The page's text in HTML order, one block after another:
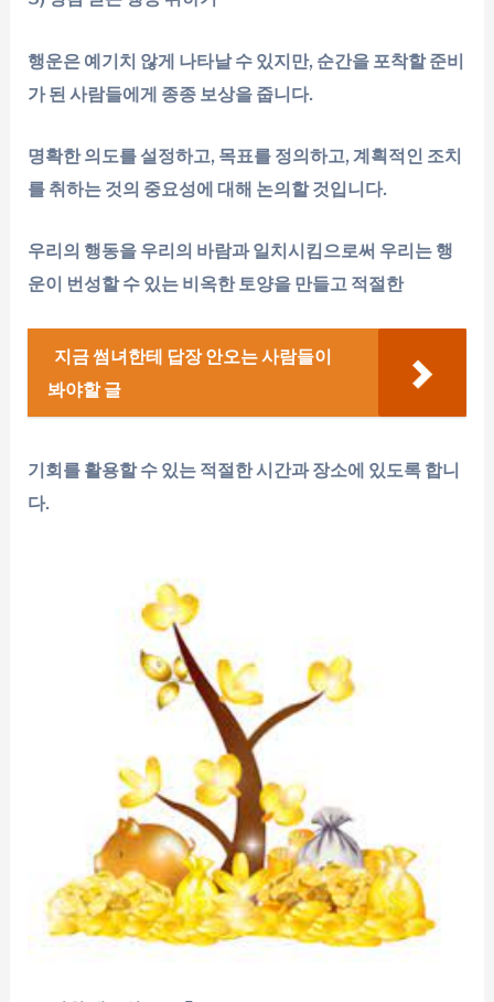
행운은 예기치 않게 나타날 수 있지만, 순간을 포착할 준비
가 된 사람들에게 종종 보상을 줍니다.
명확한 의도를 설정하고, 목표를 정의하고, 계획적인 조치
를 취하는 것의 중요성에 대해 논의할 것입니다.
우리의 행동을 우리의 바람과 일치시킴으로써 우리는 행
운이 번성할 수 있는 비옥한 토양을 만들고 적절한
지금 썸녀한테 답장 안오는 사람들이
봐야할 글
기회를 활용할 수 있는 적절한 시간과 장소에 있도록 합니
다.